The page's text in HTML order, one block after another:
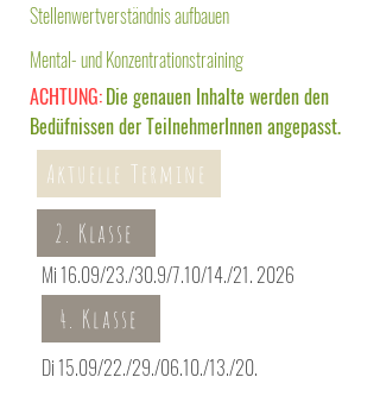
Stellenwertverständnis aufbauen
Mental- und Konzentrationstraining
ACHTUNG:Die genauen Inhalte werden den
Bedüfnissen der TeilnehmerInnen angepasst.
Aktuelle Termine
2. Klasse
Mi 16.09/23./30.9/7.10/14./21. 2026
4. Klasse
Di 15.09/22./29./06.10./13./20.